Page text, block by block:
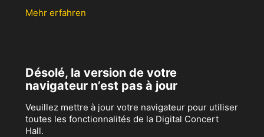
Mehr erfahren
Désolé, la version de votre
navigateur n’est pas à jour
Veuillez mettre à jour votre navigateur pour utiliser
toutes les fonctionnalités de la Digital Concert
Hall.